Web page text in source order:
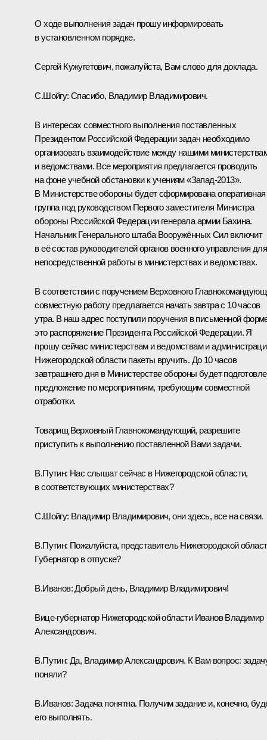
О ходе выполнения задач прошу информировать
в установленном порядке.
Сергей Кужугетович, пожалуйста, Вам слово для доклада.
С.Шойгу: Спасибо, Владимир Владимирович.
В интересах совместного выполнения поставленных
Президентом Российской Федерации задач необходимо
организовать взаимодействие между нашими
и ведомствами. Все мероприятия предлагается проводить
на фоне учебной обстановки к учениям «Запад‑2013».
В Министерстве обороны будет сформирована оперативная
группа под руководством Первого заместителя Министра
обороны Российской Федерации генерала армии Бахина.
Начальник Генерального штаба Вооружённых Сил включит
в её состав руководителей органов военного управления для
непосредственной работы в министерствах и ведомствах.
В соответствии с поручением Верховного
совместную работу предлагается начать завтра с 10 часов
утра. В наш адрес поступили поручения в письменной
это распоряжение Президента Российской Федерации. Я
прошу сейчас министерствам и ведомствам и
Нижегородской области пакеты вручить. До 10 часов
завтрашнего дня в Министерстве обороны будет
предложение по мероприятиям, требующим совместной
отработки.
Товарищ Верховный Главнокомандующий, разрешите
приступить к выполнению поставленной Вами задачи.
В.Путин: Нас слышат сейчас в Нижегородской области,
в соответствующих министерствах?
С.Шойгу: Владимир Владимирович, они здесь, все на связи.
В.Путин: Пожалуйста, представитель Нижегородской
Губернатор в отпуске?
В.Иванов:Добрый день, Владимир Владимирович!
Вице-губернатор Нижегородской области Иванов Владимир
Александрович.
В.Путин: Да, Владимир Александрович. К Вам вопрос:
поняли?
В.Иванов:Задача понятна. Получим задание и, конечно,
его выполнять.